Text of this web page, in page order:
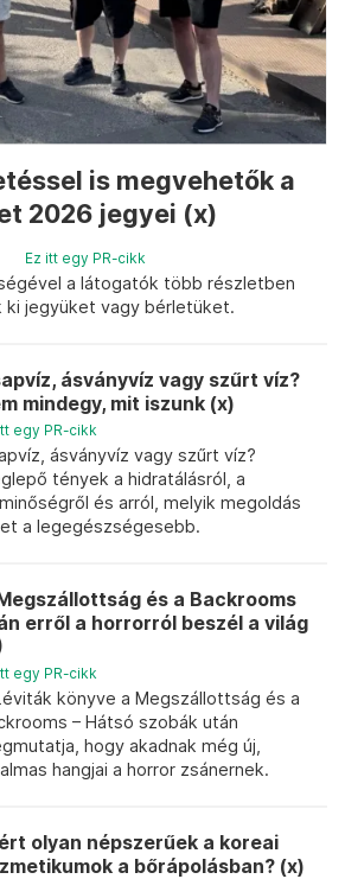
is megvehetők a
2026 jegyei (x)
Ez itt egy PR-cikk
a látogatók több részletben
ki jegyüket vagy bérletüket.
ásványvíz vagy szűrt víz?
mindegy, mit iszunk (x)
egy PR-cikk
ásványvíz vagy szűrt víz?
tények a hidratálásról, a
és arról, melyik megoldás
a legegészségesebb.
és a Backrooms
erről a horrorról beszél a világ
egy PR-cikk
könyve a Megszállottság és a
– Hátsó szobák után
hogy akadnak még új,
hangjai a horror zsánernek.
olyan népszerűek a koreai
a bőrápolásban? (x)